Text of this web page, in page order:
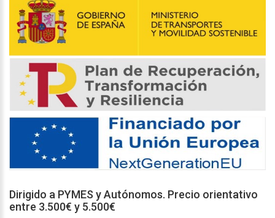
Dirigido a PYMES y Autónomos. Precio orientativo
entre 3.500€ y 5.500€